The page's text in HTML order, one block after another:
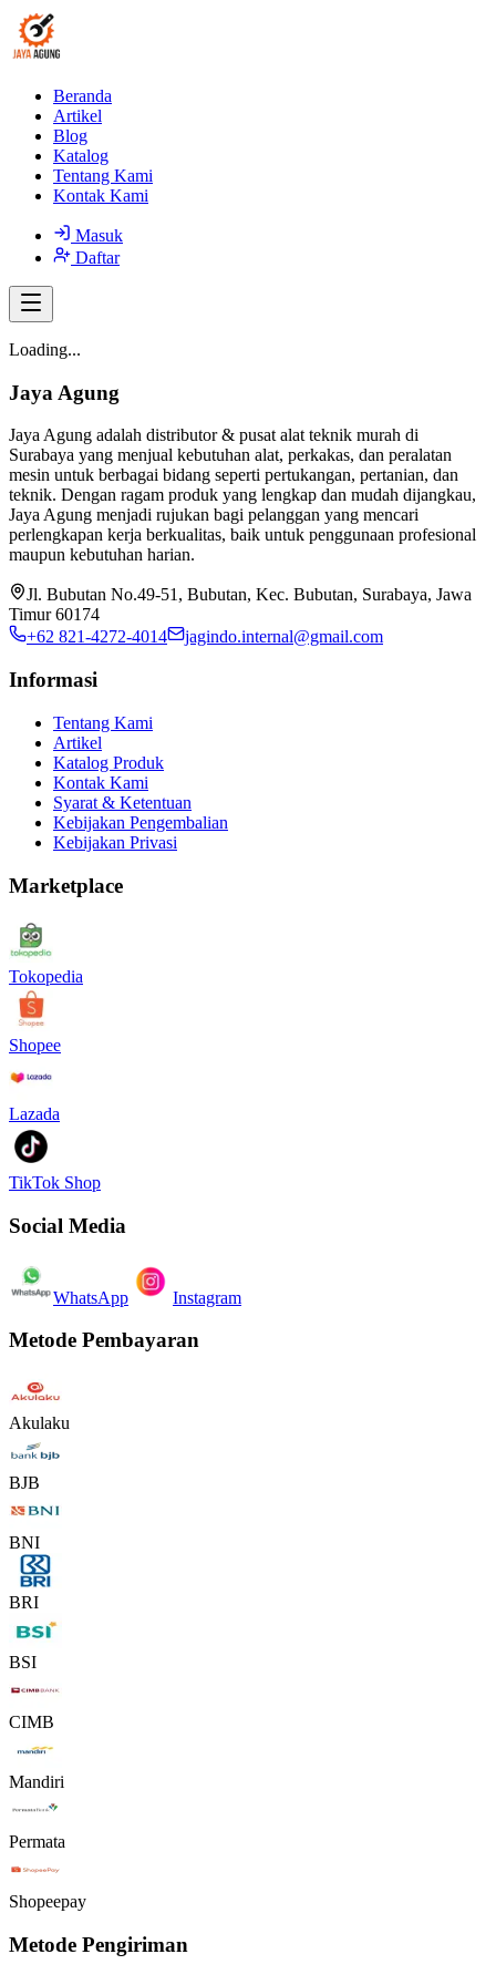
Beranda
Artikel
Blog
Katalog
Tentang Kami
Kontak Kami
Masuk
Daftar
Loading...
Jaya Agung
Jaya Agung adalah distributor & pusat alat teknik murah di
Surabaya yang menjual kebutuhan alat, perkakas, dan peralatan
mesin untuk berbagai bidang seperti pertukangan, pertanian, dan
teknik. Dengan ragam produk yang lengkap dan mudah dijangkau,
Jaya Agung menjadi rujukan bagi pelanggan yang mencari
perlengkapan kerja berkualitas, baik untuk penggunaan profesional
maupun kebutuhan harian.
Jl. Bubutan No.49-51, Bubutan, Kec. Bubutan, Surabaya, Jawa
Timur 60174
+62 821-4272-4014
jagindo.internal@gmail.com
Informasi
Tentang Kami
Artikel
Katalog Produk
Kontak Kami
Syarat & Ketentuan
Kebijakan Pengembalian
Kebijakan Privasi
Marketplace
Tokopedia
Shopee
Lazada
TikTok Shop
Social Media
WhatsApp Instagram
Metode Pembayaran
Akulaku
BJB
BNI
BRI
BSI
CIMB
Mandiri
Permata
Shopeepay
Metode Pengiriman